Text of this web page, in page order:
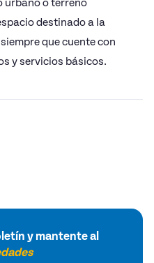
urbano o terreno
destinado a la
que cuente con
y servicios básicos.
y mantente al